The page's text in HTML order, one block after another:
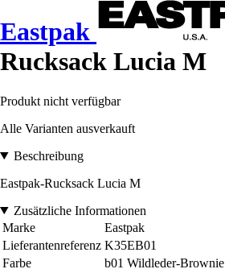
Eastpak
Rucksack Lucia M
Produkt nicht verfügbar
Alle Varianten ausverkauft
Beschreibung
Eastpak-Rucksack Lucia M
Zusätzliche Informationen
Marke
Eastpak
Lieferantenreferenz K35EB01
Farbe
b01 Wildleder-Brownie